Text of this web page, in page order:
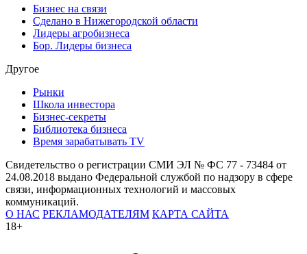
Бизнес на связи
Сделано в Нижегородской области
Лидеры агробизнеса
Бор. Лидеры бизнеса
Другое
Рынки
Школа инвестора
Бизнес-секреты
Библиотека бизнеса
Время зарабатывать TV
Свидетельство о регистрации СМИ ЭЛ № ФС 77 - 73484 от
24.08.2018 выдано Федеральной службой по надзору в сфере
связи, информационных технологий и массовых
коммуникаций.
О НАС РЕКЛАМОДАТЕЛЯМ КАРТА САЙТА
18+